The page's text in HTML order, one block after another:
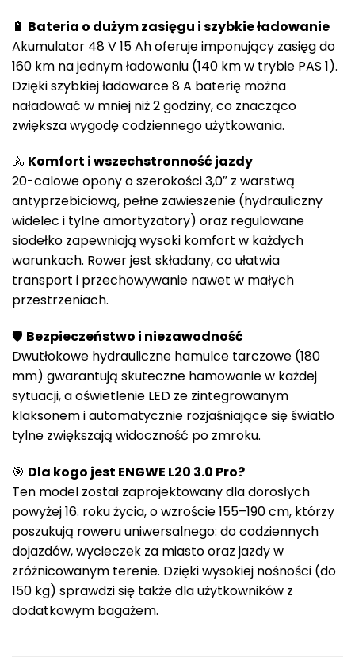
🔋 Bateria o dużym zasięgu i szybkie ładowanie
Akumulator 48 V 15 Ah oferuje imponujący zasięg do
160 km na jednym ładowaniu (140 km w trybie PAS 1).
Dzięki szybkiej ładowarce 8 A baterię można
naładować w mniej niż 2 godziny, co znacząco
zwiększa wygodę codziennego użytkowania.
🚴 Komfort i wszechstronność jazdy
20-calowe opony o szerokości 3,0″ z warstwą
antyprzebiciową, pełne zawieszenie (hydrauliczny
widelec i tylne amortyzatory) oraz regulowane
siodełko zapewniają wysoki komfort w każdych
warunkach. Rower jest składany, co ułatwia
transport i przechowywanie nawet w małych
przestrzeniach.
🛡️ Bezpieczeństwo i niezawodność
Dwutłokowe hydrauliczne hamulce tarczowe (180
mm) gwarantują skuteczne hamowanie w każdej
sytuacji, a oświetlenie LED ze zintegrowanym
klaksonem i automatycznie rozjaśniające się światło
tylne zwiększają widoczność po zmroku.
🎯 Dla kogo jest ENGWE L20 3.0 Pro?
Ten model został zaprojektowany dla dorosłych
powyżej 16. roku życia, o wzroście 155–190 cm, którzy
poszukują roweru uniwersalnego: do codziennych
dojazdów, wycieczek za miasto oraz jazdy w
zróżnicowanym terenie. Dzięki wysokiej nośności (do
150 kg) sprawdzi się także dla użytkowników z
dodatkowym bagażem.